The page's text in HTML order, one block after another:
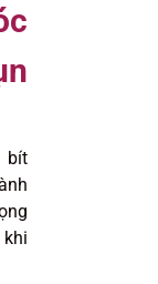
bít